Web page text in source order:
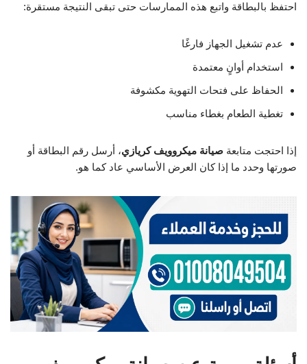
احتفظ بالبطاقة واتبع هذه الممارسات حتى تبقى النتيجة مستقرة:
عدم تشغيل الجهاز فارغًا
استخدام أوانٍ معتمدة
الحفاظ على فتحات التهوية مكشوفة
تغطية الطعام بغطاء مناسب
إذا احتجت متابعة صيانة ميكروويف كريازي، أرسل رقم البطاقة أو
صورتها وحدد ما إذا كان العرض الأساسي عاد كما هو.